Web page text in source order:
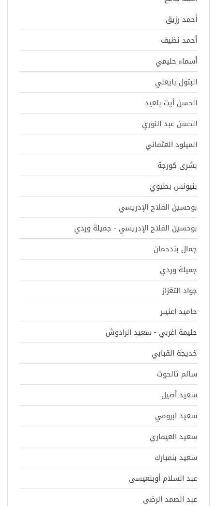
أحمد رزيق
أحمد نظيف
أسماء حليمي
البتول بايعلي
الحسن أيت بلعيد
الحسن عبد النوري
الميلود العثماني
بشرى كورجة
بنيونس بطيوي
بوحسين الفلاح الإدريسي
بوحسين الفلاح الإدريسي - جميلة وردي
جمال بندحمان
جميلة وردي
جواد التغزاز
حاميد اعنيبر
حليمة اغربي - سعيد الرادوش
خديجة القبابي
سالم تالحوت
سعيد أصيل
سعيد ابرومي
سعيد العيماري
سعيد بنمبارك
عبد السلام أوبنعيسى
عبد الصمد الرضى